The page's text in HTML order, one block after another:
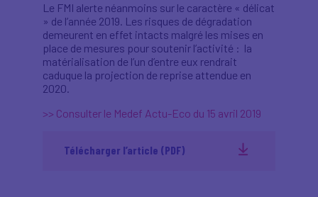
Le FMI alerte néanmoins sur le caractère « délicat
» de l’année 2019. Les risques de dégradation
demeurent en effet intacts malgré les mises en
place de mesures pour soutenir l’activité : la
matérialisation de l’un d’entre eux rendrait
caduque la projection de reprise attendue en
2020.
>> Consulter le Medef Actu-Eco du 15 avril 2019
Télécharger l’article (PDF)